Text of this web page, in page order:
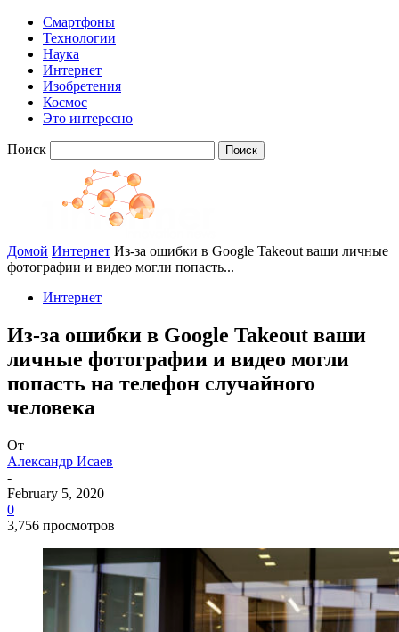
Смартфоны
Технологии
Наука
Интернет
Изобретения
Космос
Это интересно
Поиск
Домой Интернет Из-за ошибки в Google Takeout ваши личные
фотографии и видео могли попасть...
Интернет
Из-за ошибки в Google Takeout ваши
личные фотографии и видео могли
попасть на телефон случайного
человека
От
Александр Исаев
-
February 5, 2020
0
3,756 просмотров